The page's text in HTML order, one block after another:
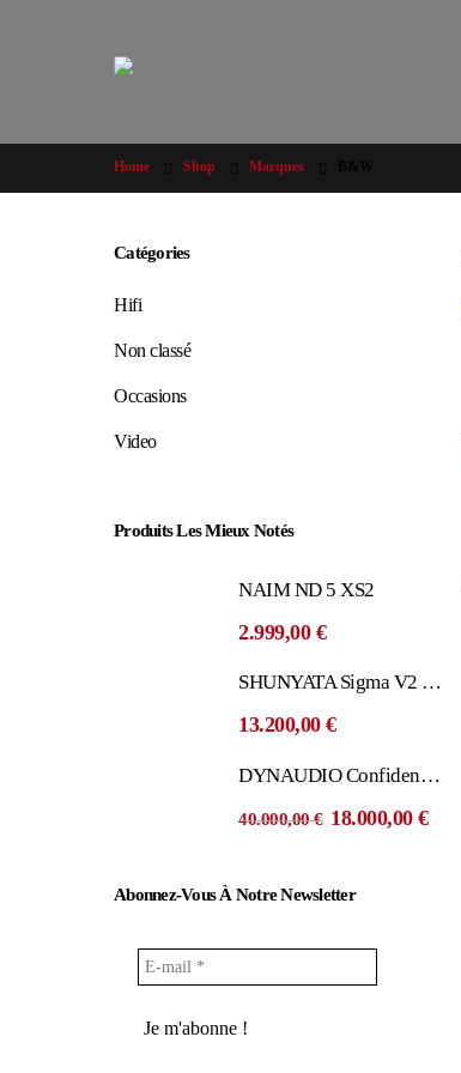
Home Shop Marques
Catégories
Hifi
Non classé
Occasions
Video
Produits Les Mieux Notés
NAIM ND 5 XS2
2.999,00 €
SHUNYATA Sigma V2 (haut-parleur)
13.200,00€
DYNAUDIO Confidence 60
40.000,00€ Le
40.000,00 €.
18.000,00€Le
Abonnez-Vous À Notre Newsletter